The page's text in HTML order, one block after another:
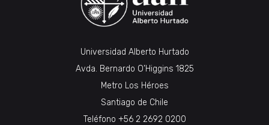
Universidad Alberto Hurtado
Avda. Bernardo O’Higgins 1825
Metro Los Héroes
Santiago de Chile
Teléfono +56 2 2692 0200